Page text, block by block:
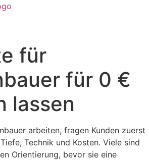
für
für 0 €
lassen
arbeiten, fragen Kunden zuerst
Technik und Kosten. Viele sind
Orientierung, bevor sie eine